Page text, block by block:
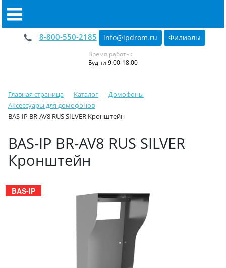
8-800-550-2185 info@ipdrom.ru Филиалы
Время работы:
Будни 9:00-18:00
Главная страница Каталог
Домофоны
Аксессуары для домофонов
BAS-IP BR-AV8 RUS SILVER Кронштейн
BAS-IP BR-AV8 RUS SILVER
Кронштейн
BAS-IP